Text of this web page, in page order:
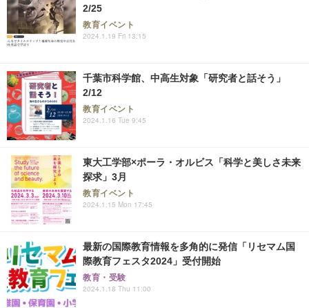
2/25
教育イベント
2024.1.19 Fri 13:15
千葉市科学館、中高生対象「研究者と話そう」
2/12
教育イベント
2024.1.16 Tue 9:45
東大工学部×ポーラ・オルビス「科学と美しさ未来
探求」3月
教育イベント
2024.1.15 Mon 17:45
最新の国際教育情報を多角的に発信「リセマム国
際教育フェスタ2024」受付開始
教育・受験
2024.1.18 Thu 11:00